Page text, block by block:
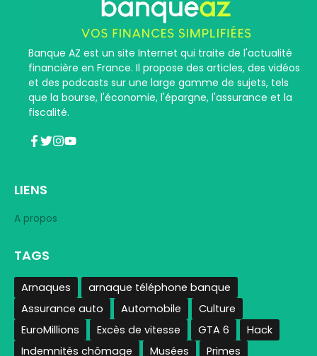
Banque AZ est un site Internet qui traite de l'actualité
financière en France. Il propose des articles, des vidéos
et des podcasts sur une large gamme de sujets, tels
que la bourse, l'économie, l'épargne, l'assurance et la
fiscalité.
LIENS
A propos
TAGS
Arnaques
arnaque téléphone banque
Assurance auto
Automobile
Culture
EuroMillions
Excès de vitesse GTA 6
Hack
Indemnités chômage
Musées Primes